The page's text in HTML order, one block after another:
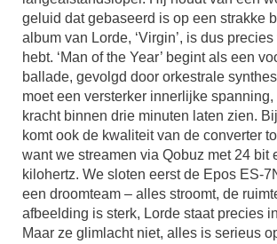
geluid dat gebaseerd is op een strakke
album van Lorde, ‘Virgin’, is dus
hebt. ‘Man of the Year’ begint als een
ballade, gevolgd door orkestrale
moet een versterker innerlijke
kracht binnen drie minuten laten zien.
komt ook de kwaliteit van de converter
want we streamen via Qobuz met 24 bit
kilohertz. We sloten eerst de Epos ES-
een droomteam – alles stroomt, de
afbeelding is sterk, Lorde staat precies
Maar ze glimlacht niet, alles is serieus